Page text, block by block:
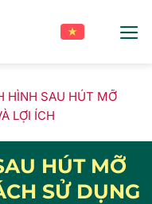
HÌNH SAU HÚT MỠ
LỢI ÍCH
HÚT MỠ
SỬ DỤNG